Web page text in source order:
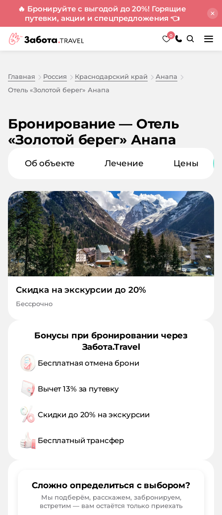
🔥 Бронируйте с выгодой до 20%! Горящие
путевки, акции и спецпредложения 👈
0
Главная Россия Краснодарский край
Анапа
Отель «Золотой берег» Анапа
Бронирование — Отель
«Золотой берег» Анапа
Об объекте Лечение Цены
Скидка на экскурсии до 20%
Бессрочно
Бонусы при бронировании через
Забота.Travel
Бесплатная отмена брони
Вычет 13% за путевку
Скидки до 20% на экскурсии
Бесплатный трансфер
Сложно определиться с выбором?
Мы подберём, расскажем, забронируем,
встретим — вам остаётся только приехать